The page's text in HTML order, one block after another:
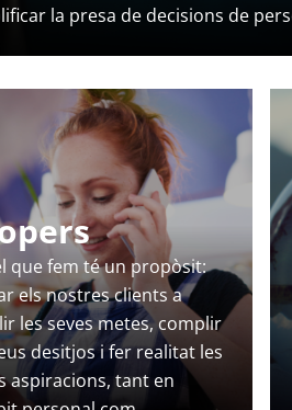
la presa de decisions de
que fem té un propòsit:
els nostres clients a
les seves metes, complir
desitjos i fer realitat les
aspiracions, tant en